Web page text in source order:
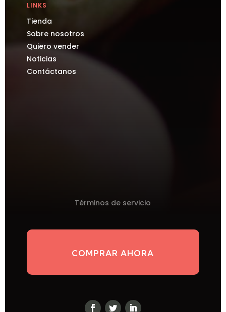
LINKS
Tienda
Sobre nosotros
Quiero vender
Noticias
Contáctanos
Términos de servicio
COMPRAR AHORA